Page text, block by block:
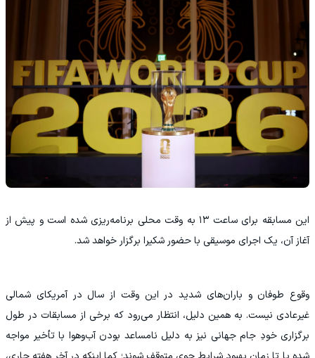
این مسابقه برای ساعت ۱۳ به وقت محلی برنامه‌ریزی شده است و پیش از
آغاز آن، یک اجرای موسیقی با حضور شکیرا برگزار خواهد شد.
وقوع طوفان و باران‌های شدید در این وقت از سال در آمریکای شمالی
غیرعادی نیست. به همین دلیل، انتظار می‌رود که برخی از مسابقات در طول
برگزاری خودِ جام جهانی نیز به دلیل نامساعد بودن آب‌وهوا با تأخیر مواجه